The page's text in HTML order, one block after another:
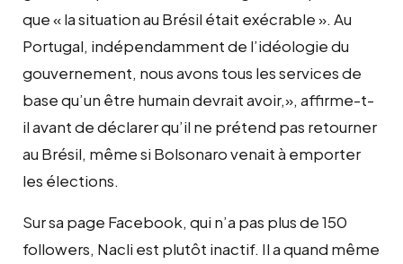
que « la situation au Brésil était exécrable ». Au
Portugal, indépendamment de l’idéologie du
gouvernement, nous avons tous les services de
base qu’un être humain devrait avoir,», affirme-t-
il avant de déclarer qu’il ne prétend pas retourner
au Brésil, même si Bolsonaro venait à emporter
les élections.
Sur sa page Facebook, qui n’a pas plus de 150
followers, Nacli est plutôt inactif. Il a quand même